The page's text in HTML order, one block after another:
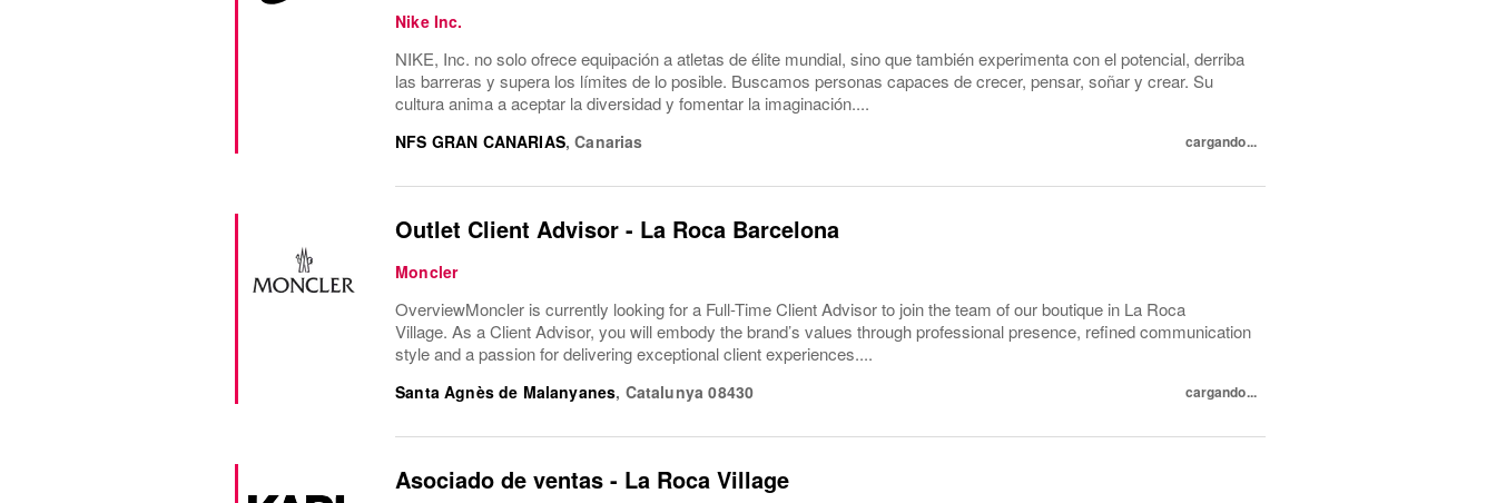
Nike Inc.
NIKE, Inc. no solo ofrece equipación a atletas de élite mundial, sino que también experimenta con el potencial, derriba
las barreras y supera los límites de lo posible. Buscamos personas capaces de crecer, pensar, soñar y crear. Su
cultura anima a aceptar la diversidad y fomentar la imaginación....
NFS GRAN CANARIAS,Canarias cargando...
Outlet Client Advisor - La Roca Barcelona
Moncler
OverviewMoncler is currently looking for a Full-Time Client Advisor to join the team of our boutique in La Roca
Village. As a Client Advisor, you will embody the brand’s values through professional presence, refined communication
style and a passion for delivering exceptional client experiences....
Santa Agnès de Malanyanes, Catalunya 08430 cargando...
Asociado de ventas - La Roca Village